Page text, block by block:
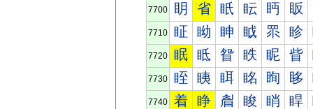
7700 眀 省 眂 眃 眄 眅
7710 眐 眑 眒 眓 眔 眕
7720 眠 眡 眢 眣 眤 眥
7730 眰 眱 眲 眳 眴 眵
7740 着 睁 睂 睃 睄 睅